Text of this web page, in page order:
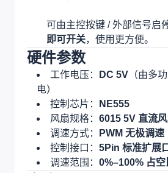
可由主控按键 / 外部信号启
即可开关，使用更方便。
硬件参数
工作电压： DC 5V （由多
电）
控制芯片：
NE555
风扇规格： 6015 5V 直流
调速方式：
PWM 无极调速
控制接口： 5Pin 标准扩展
调速范围： 0%–100% 占空